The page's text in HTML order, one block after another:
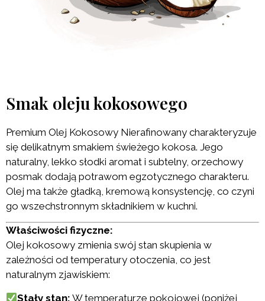
Smak oleju kokosowego
Premium Olej Kokosowy Nierafinowany charakteryzuje
się delikatnym smakiem świeżego kokosa. Jego
naturalny, lekko słodki aromat i subtelny, orzechowy
posmak dodają potrawom egzotycznego charakteru.
Olej ma także gładką, kremową konsystencję, co czyni
go wszechstronnym składnikiem w kuchni.
Właściwości fizyczne:
Olej kokosowy zmienia swój stan skupienia w
zależności od temperatury otoczenia, co jest
naturalnym zjawiskiem:
Stały stan: W temperaturze pokojowej (poniżej